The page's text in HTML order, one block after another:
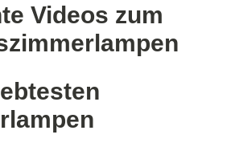
Videos zum